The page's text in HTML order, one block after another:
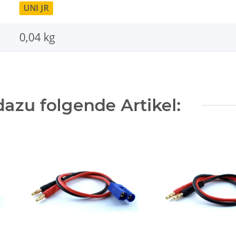
UNI JR
0,04 kg
folgende Artikel: